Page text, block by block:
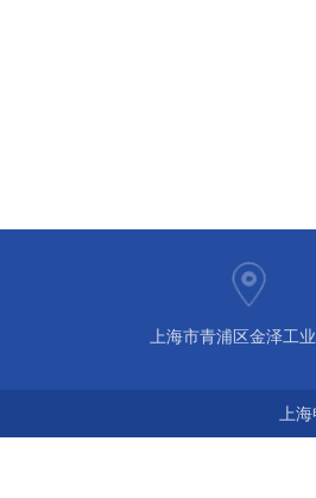
上海市青浦区金泽工
上